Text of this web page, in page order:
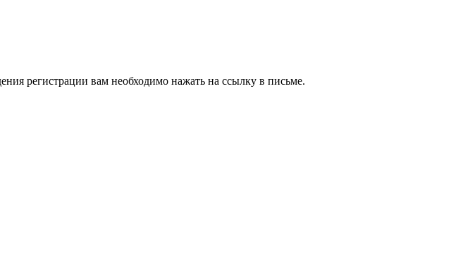
регистрации вам необходимо нажать на ссылку в письме.